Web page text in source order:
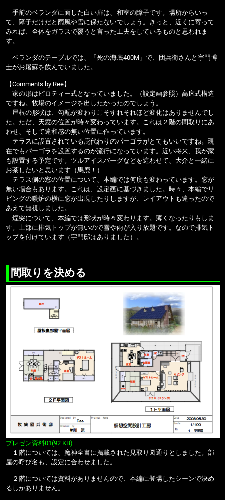
手前のベランダに面した白い扉は、和室の障子です。場所からいっ
て、障子だけだと雨風や雪に保たないでしょう。きっと、近くに寄って
みれば、全体をガラスで覆うと言った工夫をしているものと思われま
す。
ベランダのテーブルでは、「死の海底400M」で、団兵衛さんと宇門博
士がお屠蘇を飲んでいました。
【Comments by Ree】
家の形はピロティー式となっていました。（設定画参照）高床式構造
ですね。牧場のイメージを出したかったのでしょう。
屋根の形状は、勾配が変わりこそすれそれほど変化はありませんでし
た。ただ、天窓の位置が時々変わっています。これは２階の間取りにあ
わせ、そして違和感の無い位置に作っています。
テラスに設置されている庇代わりのパーゴラがとてもいいですね。現
在でもパーゴラを設置するのが流行になっています。近い将来、我が家
も設置する予定です。ツルアイスバーグなどを這わせて、大介と一緒に
お茶したいと思います（馬鹿！）
テラス側の窓の位置について、本編では何度も変わっています。窓が
無い場合もあります。これは、設定画に基づきました。時々、本編でリ
ビングの暖炉の横に窓が出現したりしますが、レイアウトも違ったので
あえて無視しました。
煙突について、本編では形状が時々変わります。薄くなったりもしま
す。上部に排気トップが無いので雪や雨が入り放題です。なので排気ト
ップを付けています（宇門邸はありました）。
間取りを決める
プレゼン資料01(92 KB)
１階については、魔神全書に掲載された見取り図通りとしました。部
屋の呼び名も、設定に合わせました。
２階については資料がありませんので、本編に登場したシーンで決め
るしかありません。